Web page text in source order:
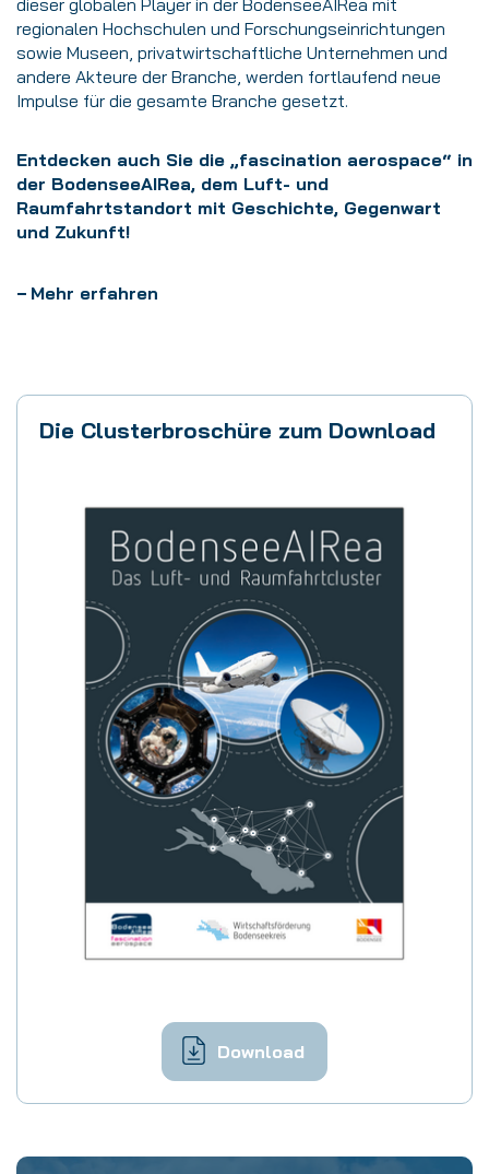
dieser globalen Player in der BodenseeAIRea mit
regionalen Hochschulen und Forschungseinrichtungen
sowie Museen, privatwirtschaftliche Unternehmen und
andere Akteure der Branche, werden fortlaufend neue
Impulse für die gesamte Branche gesetzt.
Entdecken auch Sie die „fascination aerospace“ in
der BodenseeAIRea, dem Luft- und
Raumfahrtstandort mit Geschichte, Gegenwart
und Zukunft!
Mehr erfahren
Die Clusterbroschüre zum Download
Download